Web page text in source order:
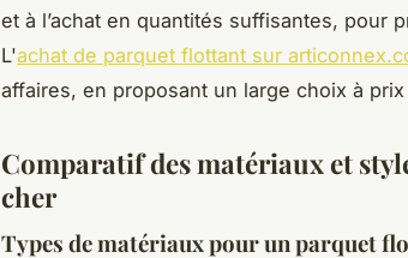
et à l’achat en quantités suffisantes, pour
L'achat de parquet flottant sur
affaires, en proposant un large choix à
Comparatif des matériaux et
cher
Types de matériaux pour un parquet